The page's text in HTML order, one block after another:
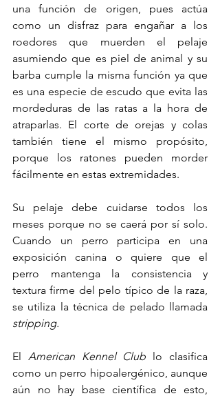
una función de origen, pues actúa
como un disfraz para engañar a los
roedores que muerden el pelaje
asumiendo que es piel de animal y su
barba cumple la misma función ya que
es una especie de escudo que evita las
mordeduras de las ratas a la hora de
atraparlas. El corte de orejas y colas
también tiene el mismo propósito,
porque los ratones pueden morder
fácilmente en estas extremidades.
Su pelaje debe cuidarse todos los
meses porque no se caerá por sí solo.
Cuando un perro participa en una
exposición canina o quiere que el
perro mantenga la consistencia y
textura firme del pelo típico de la raza,
stripping.
El American Kennel Club lo clasifica
como un perro hipoalergénico, aunque
aún no hay base científica de esto,